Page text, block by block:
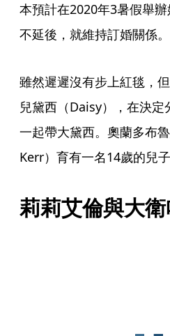
本預計在2020年3暑假舉
不延後，就維持訂婚關係。
雖然遲遲沒有步上紅毯，
兒黛西（Daisy），在決
一起帶大黛西。奧蘭多布
Kerr）育有一名14歲的兒子
莉莉艾倫與大